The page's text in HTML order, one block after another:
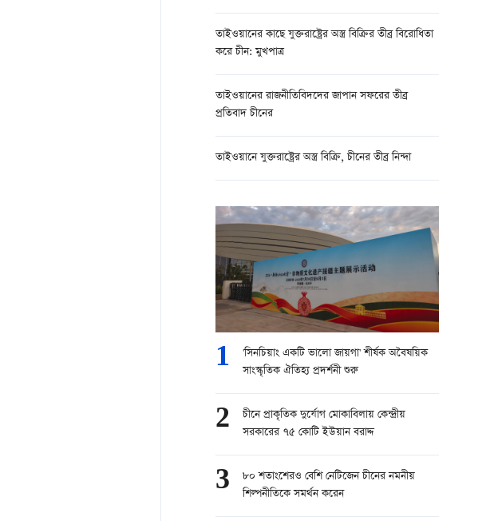
তাইওয়ানের কাছে যুক্তরাষ্ট্রের অস্ত্র বিক্রির তীব্র বিরোধিতা
করে চীন: মুখপাত্র
তাইওয়ানের রাজনীতিবিদদের জাপান সফরের তীব্র
প্রতিবাদ চীনের
তাইওয়ানে যুক্তরাষ্ট্রের অস্ত্র বিক্রি, চীনের তীব্র নিন্দা
1
'সিনচিয়াং একটি ভালো জায়গা' শীর্ষক অবৈষয়িক
সাংস্কৃতিক ঐতিহ্য প্রদর্শনী শুরু
2
চীনে প্রাকৃতিক দুর্যোগ মোকাবিলায় কেন্দ্রীয়
সরকারের ৭৫ কোটি ইউয়ান বরাদ্দ
3
৮০ শতাংশেরও বেশি নেটিজেন চীনের নমনীয়
শিল্পনীতিকে সমর্থন করেন